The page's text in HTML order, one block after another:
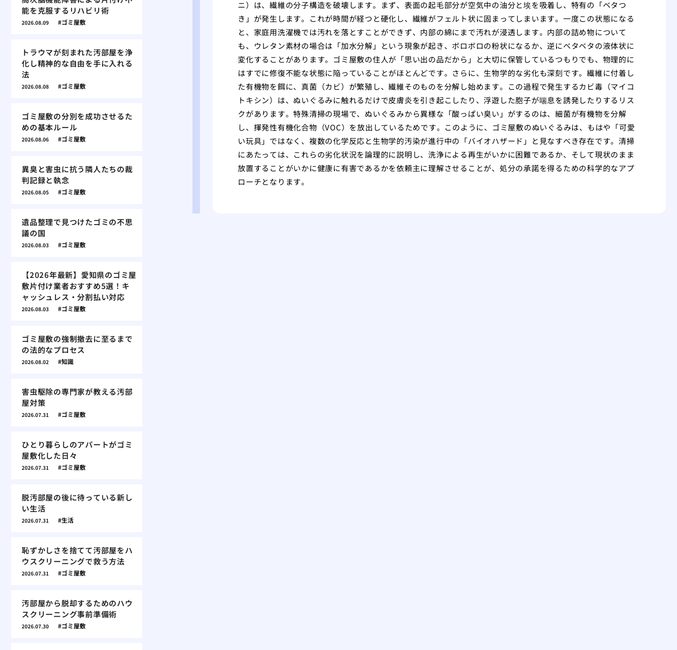
ニ）は、繊維の分子構造を破壊します。まず、表面の起毛部分が空気中の油分と埃を吸着し、特有の「ベタつ
き」が発生します。これが時間が経つと硬化し、繊維がフェルト状に固まってしまいます。一度この状態になる
と、家庭用洗濯機では汚れを落とすことができず、内部の綿にまで汚れが浸透します。内部の詰め物について
も、ウレタン素材の場合は「加水分解」という現象が起き、ボロボロの粉状になるか、逆にベタベタの液体状に
変化することがあります。ゴミ屋敷の住人が「思い出の品だから」と大切に保管しているつもりでも、物理的に
はすでに修復不能な状態に陥っていることがほとんどです。さらに、生物学的な劣化も深刻です。繊維に付着し
た有機物を餌に、真菌（カビ）が繁殖し、繊維そのものを分解し始めます。この過程で発生するカビ毒（マイコ
トキシン）は、ぬいぐるみに触れるだけで皮膚炎を引き起こしたり、浮遊した胞子が喘息を誘発したりするリス
クがあります。特殊清掃の現場で、ぬいぐるみから異様な「酸っぱい臭い」がするのは、細菌が有機物を分解
し、揮発性有機化合物（VOC）を放出しているためです。このように、ゴミ屋敷のぬいぐるみは、もはや「可愛
い玩具」ではなく、複数の化学反応と生物学的汚染が進行中の「バイオハザード」と見なすべき存在です。清掃
にあたっては、これらの劣化状況を論理的に説明し、洗浄による再生がいかに困難であるか、そして現状のまま
放置することがいかに健康に有害であるかを依頼主に理解させることが、処分の承諾を得るための科学的なアプ
ローチとなります。
能を克服するリハビリ術
2026.08.09 ゴミ屋敷
トラウマが刻まれた汚部屋を浄
化し精神的な自由を手に入れる
法
2026.08.08 ゴミ屋敷
ゴミ屋敷の分別を成功させるた
めの基本ルール
2026.08.06 ゴミ屋敷
異臭と害虫に抗う隣人たちの裁
判記録と執念
2026.08.05 ゴミ屋敷
遺品整理で見つけたゴミの不思
議の国
2026.08.03 ゴミ屋敷
【2026年最新】愛知県のゴミ屋
敷片付け業者おすすめ5選！キ
ャッシュレス・分割払い対応
2026.08.03 ゴミ屋敷
ゴミ屋敷の強制撤去に至るまで
の法的なプロセス
2026.08.02 知識
害虫駆除の専門家が教える汚部
屋対策
2026.07.31 ゴミ屋敷
ひとり暮らしのアパートがゴミ
屋敷化した日々
2026.07.31 ゴミ屋敷
脱汚部屋の後に待っている新し
い生活
2026.07.31 生活
恥ずかしさを捨てて汚部屋をハ
ウスクリーニングで救う方法
2026.07.31 ゴミ屋敷
汚部屋から脱却するためのハウ
スクリーニング事前準備術
2026.07.30 ゴミ屋敷